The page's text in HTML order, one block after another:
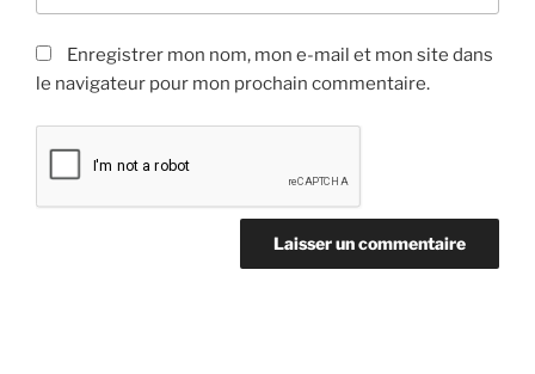
Enregistrer mon nom, mon e-mail et mon site dans
le navigateur pour mon prochain commentaire.